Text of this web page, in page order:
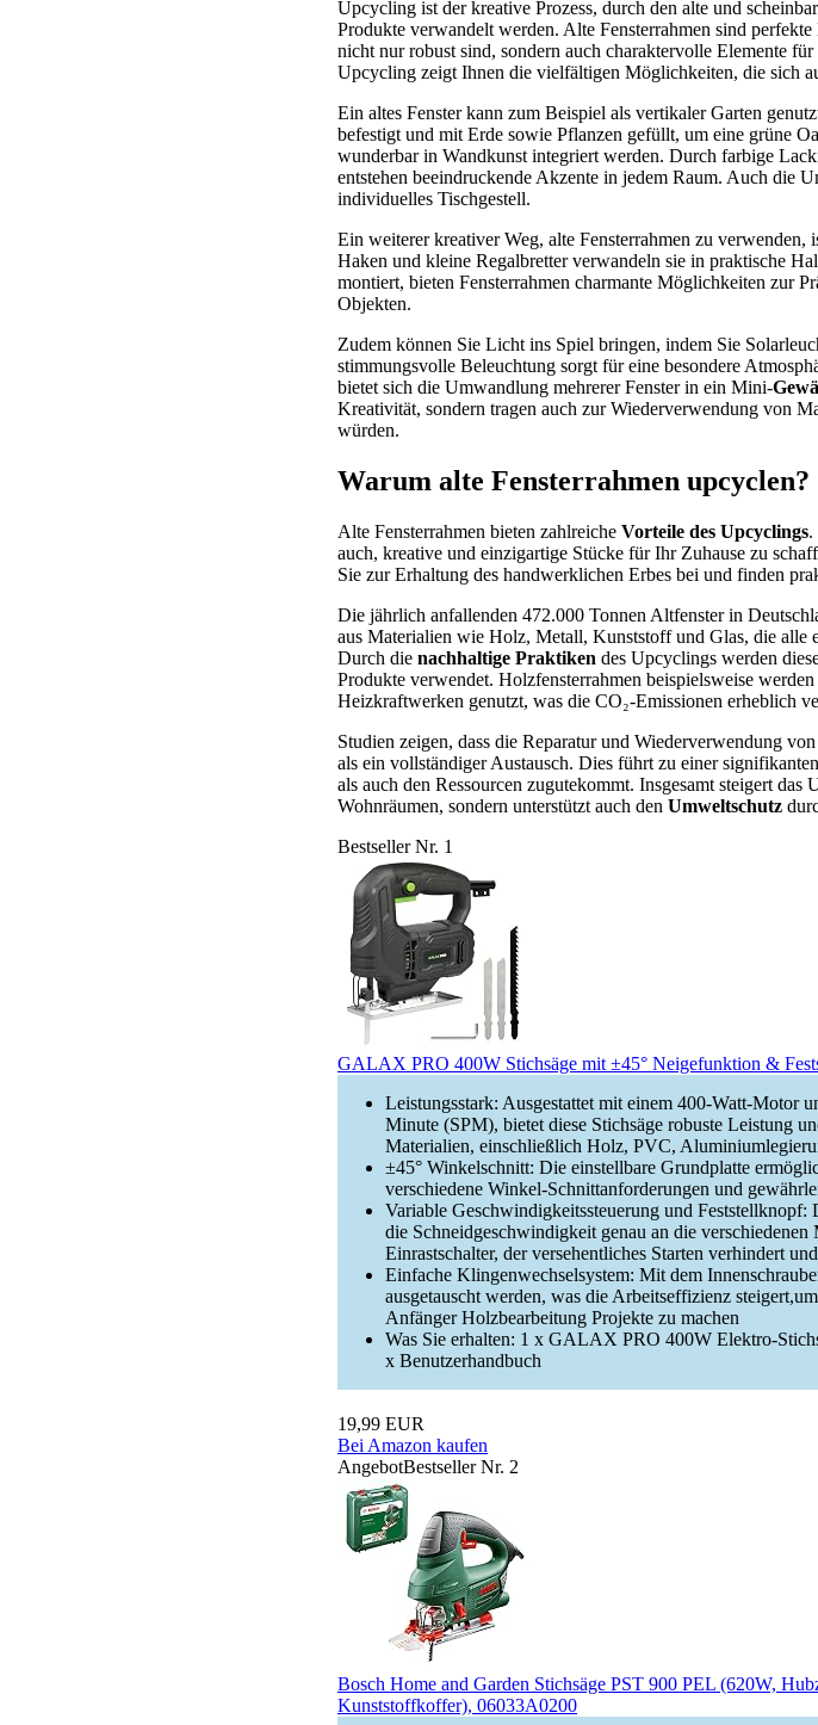
Upcycling ist der kreative Prozess, durch den alte und
Produkte verwandelt werden. Alte Fensterrahmen sind
nicht nur robust sind, sondern auch charaktervolle Elemente
Upcycling zeigt Ihnen die vielfältigen Möglichkeiten, die sich
Ein altes Fenster kann zum Beispiel als vertikaler Garten
befestigt und mit Erde sowie Pflanzen gefüllt, um eine grüne
wunderbar in Wandkunst integriert werden. Durch farbige
entstehen beeindruckende Akzente in jedem Raum. Auch die
individuelles Tischgestell.
Ein weiterer kreativer Weg, alte Fensterrahmen zu
Haken und kleine Regalbretter verwandeln sie in praktische
montiert, bieten Fensterrahmen charmante Möglichkeiten zur
Objekten.
Zudem können Sie Licht ins Spiel bringen, indem Sie
stimmungsvolle Beleuchtung sorgt für eine besondere
bietet sich die Umwandlung mehrerer Fenster in ein Mini-
Kreativität, sondern tragen auch zur Wiederverwendung von
würden.
Warum alte Fensterrahmen upcyclen?
Alte Fensterrahmen bieten zahlreiche Vorteile des Upcyclings.
auch, kreative und einzigartige Stücke für Ihr Zuhause zu
Sie zur Erhaltung des handwerklichen Erbes bei und finden
Die jährlich anfallenden 472.000 Tonnen Altfenster in
aus Materialien wie Holz, Metall, Kunststoff und Glas, die alle
Durch die nachhaltige Praktiken des Upcyclings werden
Produkte verwendet. Holzfensterrahmen beispielsweise
Heizkraftwerken genutzt, was die CO₂-Emissionen erheblich
Studien zeigen, dass die Reparatur und Wiederverwendung
als ein vollständiger Austausch. Dies führt zu einer
als auch den Ressourcen zugutekommt. Insgesamt steigert
Wohnräumen, sondern unterstützt auch den Umweltschutz
Bestseller Nr. 1
GALAX PRO 400W Stichsäge mit ±45° Neigefunktion &
Leistungsstark: Ausgestattet mit einem 400-Watt-Motor
Minute (SPM), bietet diese Stichsäge robuste Leistung
Materialien, einschließlich Holz, PVC,
±45° Winkelschnitt: Die einstellbare Grundplatte
verschiedene Winkel-Schnittanforderungen und
Variable Geschwindigkeitssteuerung und Feststellknopf:
die Schneidgeschwindigkeit genau an die
Einrastschalter, der versehentliches Starten verhindert
Einfache Klingenwechselsystem: Mit dem
ausgetauscht werden, was die Arbeitseffizienz
Anfänger Holzbearbeitung Projekte zu machen
Was Sie erhalten: 1 x GALAX PRO 400W Elektro-
x Benutzerhandbuch
19,99 EUR
Bei Amazon kaufen
AngebotBestseller Nr. 2
Bosch Home and Garden Stichsäge PST 900 PEL (620W,
Kunststoffkoffer), 06033A0200